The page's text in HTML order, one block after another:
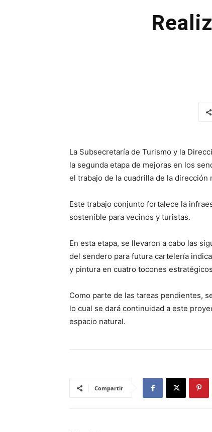
La Subsecretaría de Turismo y la
la segunda etapa de mejoras en los
el trabajo de la cuadrilla de la dirección
Este trabajo conjunto fortalece la
sostenible para vecinos y turistas.
En esta etapa, se llevaron a cabo las
del sendero para futura cartelería
y pintura en cuatro tocones
Como parte de las tareas pendientes,
lo cual se dará continuidad a este
espacio natural.
Compartir